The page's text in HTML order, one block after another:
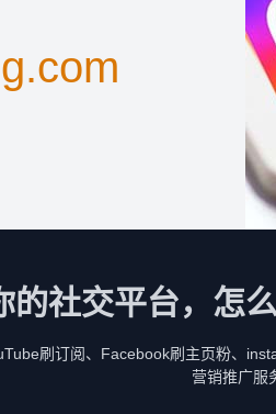
的社交平台，怎
刷订阅、Facebook刷主页粉、
营销推广服